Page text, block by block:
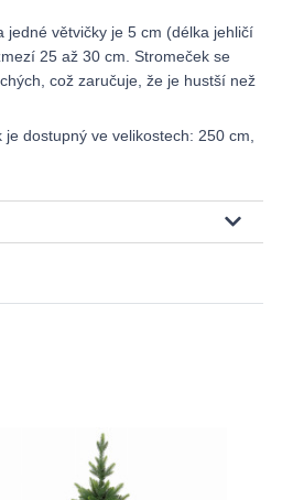
jedné větvičky je 5 cm (délka jehličí
25 až 30 cm. Stromeček se
což zaručuje, že je hustší než
dostupný ve velikostech: 250 cm,